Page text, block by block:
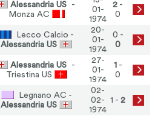
Alessandria US -
Monza AC
01-
1974
2 -
0
Lecco Calcio -
Alessandria US
20-
01-
1974
0 -
0
Alessandria US -
Triestina US
27-
01-
1974
1 -
0
Legnano AC -
Alessandria US
02-
02-
1974
1 -2